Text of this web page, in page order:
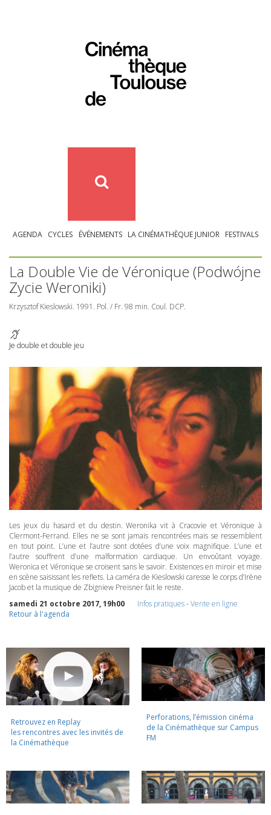
AGENDA CYCLES ÉVÉNEMENTS LA CINÉMATHÈQUE JUNIOR FESTIVALS
La Double Vie de Véronique (Podwójne
Zycie Weroniki)
Krzysztof Kieslowski. 1991. Pol. / Fr. 98 min. Coul. DCP.
Je double et double jeu
Les jeux du hasard et du destin. Weronika vit à Cracovie et Véronique à
Clermont-Ferrand. Elles ne se sont jamais rencontrées mais se ressemblent
en tout point. L’une et l’autre sont dotées d’une voix magnifique. L’une et
l’autre souffrent d’une malformation cardiaque. Un envoûtant voyage.
Weronica et Véronique se croisent sans le savoir. Existences en miroir et mise
en scène saisissant les reflets. La caméra de Kieslowski caresse le corps d’Irène
Jacob et la musique de Zbigniew Preisner fait le reste.
samedi 21 octobre 2017, 19h00
Infos pratiques-Vente en ligne
Retour à l'agenda
Retrouvez en Replay
les rencontres avec les invités de
la Cinémathèque
Perforations, l’émission cinéma
de la Cinémathèque sur Campus
FM